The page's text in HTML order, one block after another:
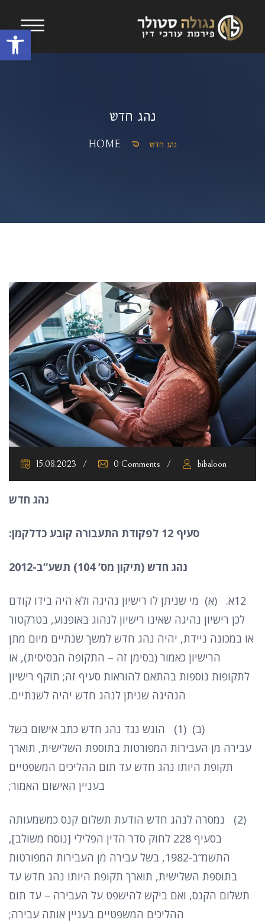
נהג חדש
HOME נהג חדש
15.08.2023 0 Comments bibaloon
נהג חדש
סעיף לפקודת התעבורה קובע כדלקמן:
נהג חדש (תיקון מס‘ 104) תשע“ב-2012
12א. (א) מי שניתן לו רישיון נהיגה ולא היה בידו קודם
לכן רישיון נהיגה שאינו רישיון לנהוג באופנוע, בטרקטור
או במכונה ניידת, יהיה נהג חדש למשך שנתיים מיום מתן
הרישיון כאמור (בסימן זה – התקופה הבסיסית), או
לתקופות נוספות בהתאם להוראות סעיף זה; תוקף רישיון
הנהיגה שניתן לנהג חדש יהיה לשנתיים.
(ב) (1)
הוגש נגד נהג חדש כתב אישום בשל
עבירה מן העבירות המפורטות בתוספת השלישית, תוארך
תקופת היותו נהג חדש עד תום ההליכים המשפטיים
בעניין האישום האמור;
(2)
נמסרה לנהג חדש הודעת תשלום קנס כמשמעותה
בסעיף
לחוק סדר הדין הפלילי [נוסח משולב],
התשמ“ב-1982,
בשל עבירה מן העבירות המפורטות
בתוספת השלישית, תוארך תקופת היותו נהג חדש עד
תשלום הקנס, ואם ביקש להישפט על העבירה – עד תום
ההליכים המשפטיים בעניין אותה עבירה;
Open toolbar